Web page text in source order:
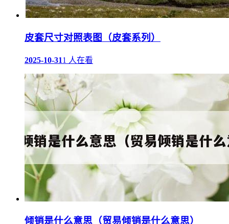
皮套尺寸对照表图（皮套系列）
2025-10-311 人在看
倾销是什么意思（贸易倾销是什么意思）